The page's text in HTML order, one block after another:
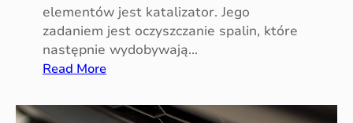
elementów jest katalizator. Jego
zadaniem jest oczyszczanie spalin, które
następnie wydobywają…
Read More:
k